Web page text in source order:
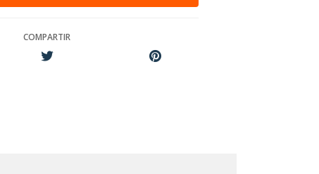
COMPARTIR